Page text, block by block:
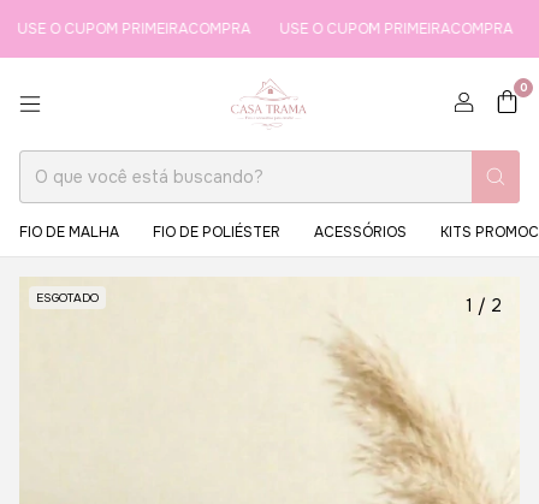
CUPOM PRIMEIRACOMPRA USE O CUPOM PRIMEIRACOMPRA USE
0
FIO DE MALHA FIO DE POLIÉSTER ACESSÓRIOS KITS
ESGOTADO 1 / 2